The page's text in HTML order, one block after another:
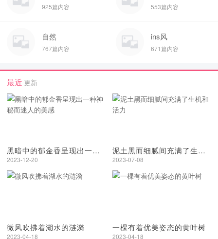
925篇内容 553篇内容
自然
767篇内容
ins风
671篇内容
最近 更新
黑暗中的郁金香呈现出一种神秘而迷人的美感
2023-12-20
泥土黑而细腻间充满了生机和活力
2023-07-08
微风吹拂着湖水的涟漪
2023-04-18
一棵有着优美姿态的黄叶树
2023-04-18